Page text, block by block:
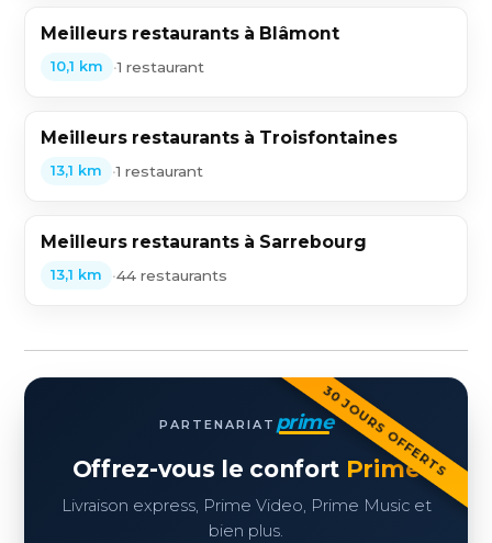
Meilleurs restaurants à Blâmont
10,1 km •1 restaurant
Meilleurs restaurants à Troisfontaines
13,1 km •1 restaurant
Meilleurs restaurants à Sarrebourg
13,1 km •44 restaurants
30 JOURS OFFERTS
PARTENARIAT prime
Offrez-vous le confort Prime
Livraison express, Prime Video, Prime Music et
bien plus.